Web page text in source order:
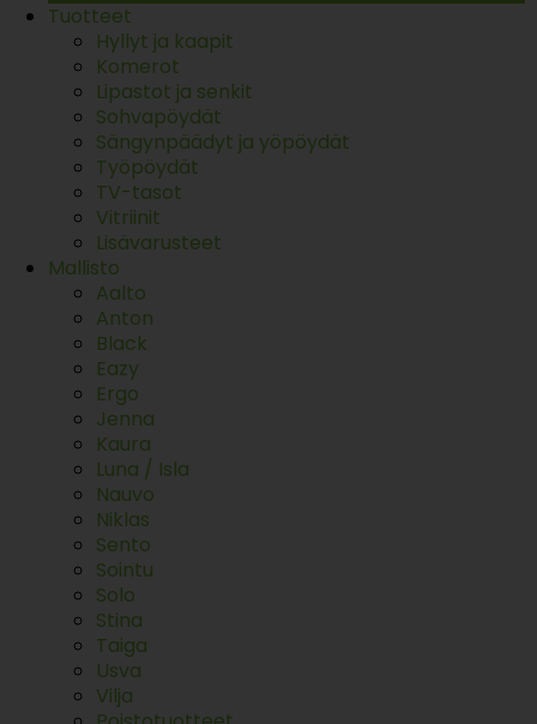
Tuotteet
Hyllyt ja kaapit
Komerot
Lipastot ja senkit
Sohvapöydät
Sängynpäädyt ja yöpöydät
Työpöydät
TV-tasot
Vitriinit
Lisävarusteet
Mallisto
Aalto
Anton
Black
Eazy
Ergo
Jenna
Kaura
Luna / Isla
Nauvo
Niklas
Sento
Sointu
Solo
Stina
Taiga
Usva
Vilja